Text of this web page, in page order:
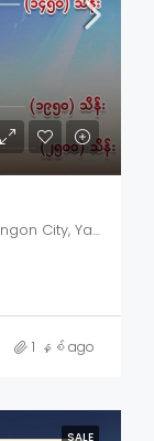
South Okkalapa, Thingangyun District, Yangon City, Yangon, 11090, Myanmar
1 နှစ် ago
SALE